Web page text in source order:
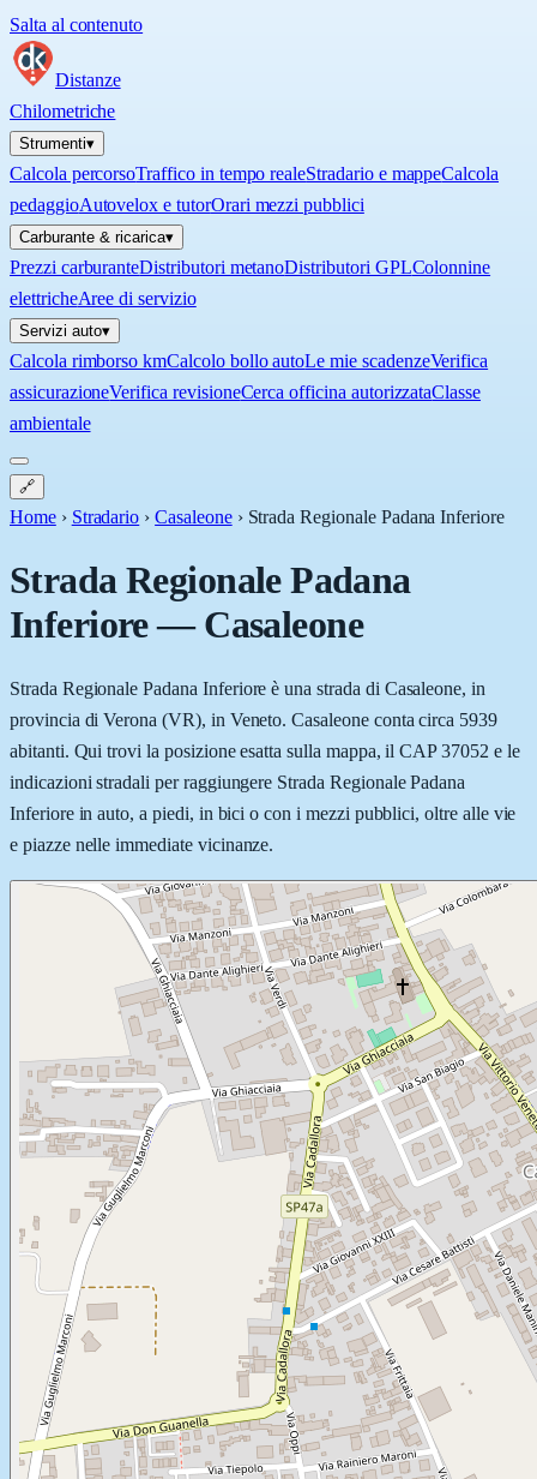
Salta al contenuto
Distanze
Chilometriche
Strumenti▾
Calcola percorsoTraffico in tempo realeStradario e mappeCalcola
pedaggioAutovelox e tutorOrari mezzi pubblici
Carburante & ricarica▾
Prezzi carburanteDistributori metanoDistributori GPLColonnine
elettricheAree di servizio
Servizi auto▾
Calcola rimborso kmCalcolo bollo autoLe mie scadenzeVerifica
assicurazioneVerifica revisioneCerca officina autorizzataClasse
ambientale
🔗
Home › Stradario › Casaleone › Strada Regionale Padana Inferiore
Strada Regionale Padana
Inferiore—Casaleone
Strada Regionale Padana Inferiore è una strada di Casaleone, in
provincia di Verona (VR), in Veneto. Casaleone conta circa 5939
abitanti. Qui trovi la posizione esatta sulla mappa, il CAP 37052 e le
indicazioni stradali per raggiungere Strada Regionale Padana
Inferiore in auto, a piedi, in bici o con i mezzi pubblici, oltre alle vie
e piazze nelle immediate vicinanze.